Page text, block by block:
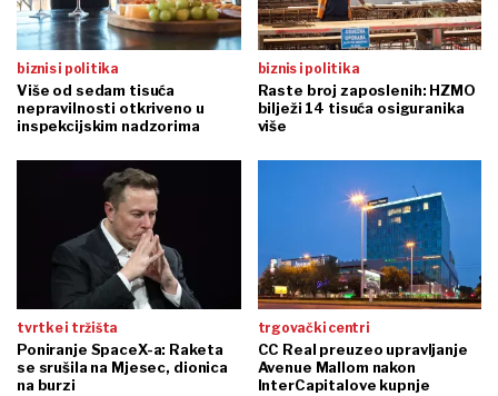
biznis i politika
Više od sedam tisuća
nepravilnosti otkriveno u
inspekcijskim nadzorima
biznis i politika
Raste broj zaposlenih: HZMO
bilježi 14 tisuća osiguranika
više
tvrtke i tržišta
Poniranje SpaceX-a: Raketa
se srušila na Mjesec, dionica
na burzi
trgovački centri
CC Real preuzeo upravljanje
Avenue Mallom nakon
InterCapitalove kupnje